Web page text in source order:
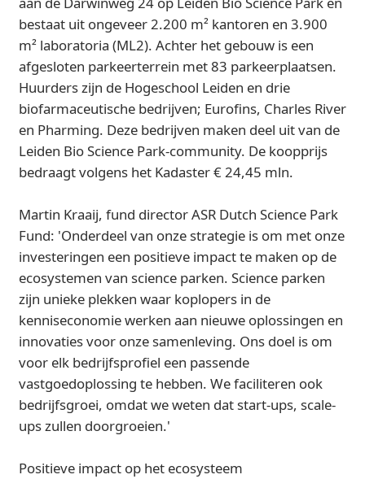
bestaat uit ongeveer 2.200 m² kantoren en 3.900
m² laboratoria (ML2). Achter het gebouw is een
afgesloten parkeerterrein met 83 parkeerplaatsen.
Huurders zijn de Hogeschool Leiden en drie
biofarmaceutische bedrijven; Eurofins, Charles River
en Pharming. Deze bedrijven maken deel uit van de
Leiden Bio Science Park-community. De koopprijs
bedraagt volgens het Kadaster € 24,45 mln.
Martin Kraaij, fund director ASR Dutch Science Park
Fund: 'Onderdeel van onze strategie is om met onze
investeringen een positieve impact te maken op de
ecosystemen van science parken. Science parken
zijn unieke plekken waar koplopers in de
kenniseconomie werken aan nieuwe oplossingen en
innovaties voor onze samenleving. Ons doel is om
voor elk bedrijfsprofiel een passende
vastgoedoplossing te hebben. We faciliteren ook
bedrijfsgroei, omdat we weten dat start-ups, scale-
ups zullen doorgroeien.'
Positieve impact op het ecosysteem